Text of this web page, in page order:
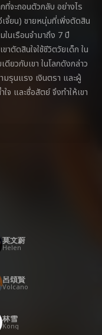
ที่จะถอนตัวกลับ อย่างไร
จี้ยน) ชายหนุ่มที่เพิ่งตัดสิน
นเรือนจำมาถึง 7 ปี
ตัดสินใจใช้ชีวิตวัยเด็ก ใน
ยวกับเขา ในโลกดังกล่าว
มรุนแรง เงินตรา และผู้
และซื่อสัตย์ จึงทำให้เขา
莫文蔚
Helen
呂頌賢
Volcano
林雪
Kong